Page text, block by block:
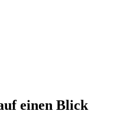
einen Blick